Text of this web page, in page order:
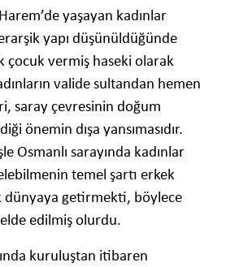
yaşayan kadınlar
yapı düşünüldüğünde
çocuk vermiş haseki olarak
valide sultandan hemen
saray çevresinin doğum
önemin dışa yansımasıdır.
Osmanlı sarayında kadınlar
temel şartı erkek
dünyaya getirmekti, böylece
edilmiş olurdu.
kuruluştan itibaren